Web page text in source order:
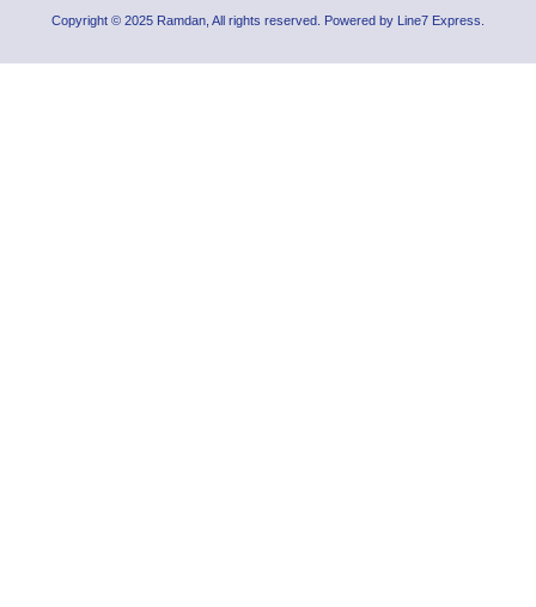
Copyright © 2025 Ramdan, All rights reserved. Powered by Line7 Express.